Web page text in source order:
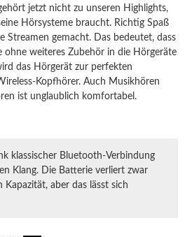
jetzt nicht zu unseren Highlights,
Hörsysteme braucht. Richtig Spaß
Streamen gemacht. Das bedeutet, dass
weiteres Zubehör in die Hörgeräte
das Hörgerät zur perfekten
Kopfhörer. Auch Musikhören
ist unglaublich komfortabel.
klassischer Bluetooth-Verbindung
Klang. Die Batterie verliert zwar
Kapazität, aber das lässt sich